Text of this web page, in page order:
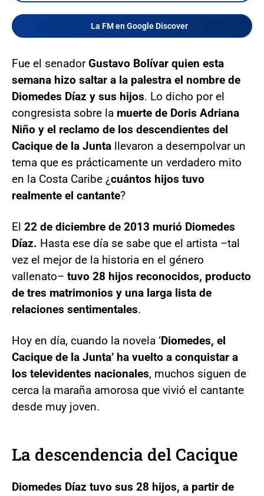
La FM en Google Discover
Fue el senadorGustavo Bolívar quien esta
semana hizo saltar a la palestra el nombre de
Diomedes Díaz y sus hijos. Lo dicho por el
congresista sobre la muerte de Doris Adriana
Niño y el reclamo de los descendientes del
Cacique de la Junta llevaron a desempolvar un
tema que es prácticamente un verdadero mito
en la Costa Caribe ¿cuántos hijos tuvo
realmente el cantante?
El 22 de diciembre de 2013 murió Diomedes
Díaz. Hasta ese día se sabe que el artista –tal
vez el mejor de la historia en el género
vallenato– tuvo 28 hijos reconocidos, producto
de tres matrimonios y una larga lista de
relaciones sentimentales.
Hoy en día, cuando la novela ‘Diomedes, el
Cacique de la Junta’ ha vuelto a conquistar a
los televidentes nacionales, muchos siguen de
cerca la maraña amorosa que vivió el cantante
desde muy joven.
La descendencia del Cacique
Diomedes Díaz tuvo sus 28 hijos, a partir de